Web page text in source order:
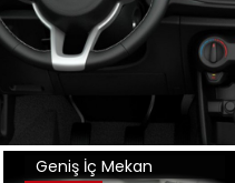
Geniş İç Mekan